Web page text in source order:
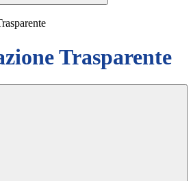
Trasparente